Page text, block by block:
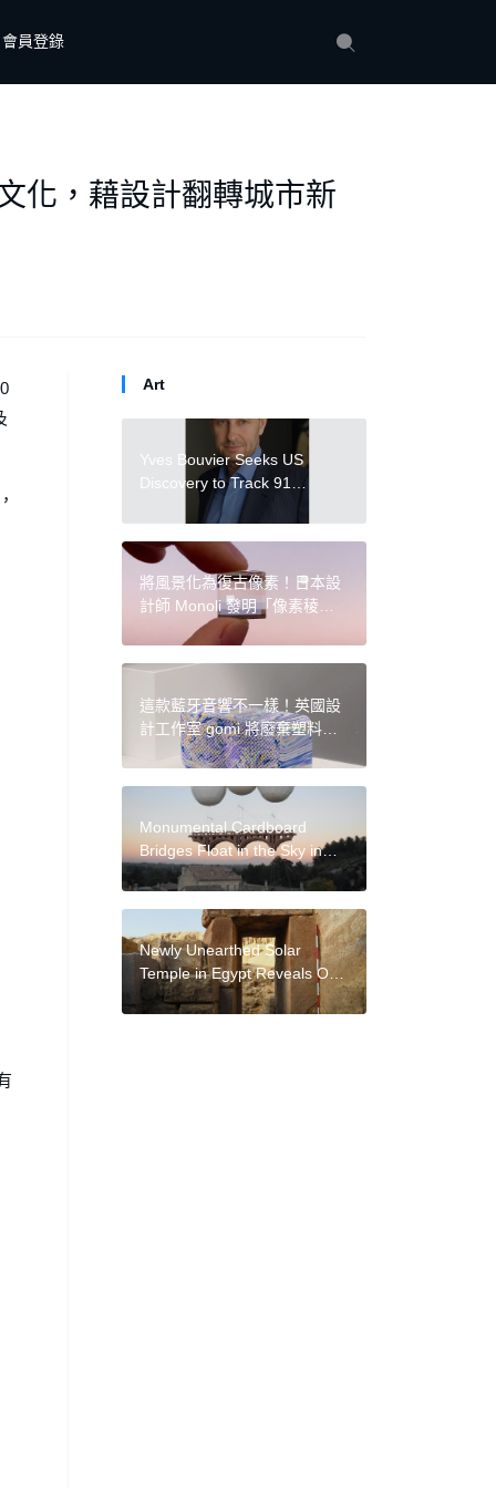
會員登錄
化，藉設計翻轉城市新
Art
Yves Bouvier Seeks US
Discovery to Track 91
Artworks in New Twist to
Long-Running Feud
將風景化為復古像素！日本設
計師 Monoli 發明「像素稜
鏡」，彷彿重溫童年電玩時光
這款藍牙音響不一樣！英國設
計工作室 gomi 將廢棄塑料變
身，打造永續兼美感的大理石
Monumental Cardboard
Bridges Float in the Sky in
Temporary Installations by
Olivier Grossetête
Newly Unearthed Solar
Temple in Egypt Reveals One
of the Earliest Public
Religious Calendars